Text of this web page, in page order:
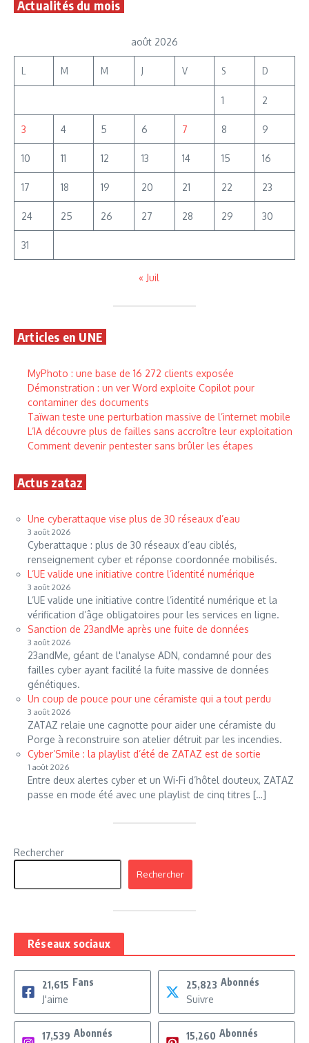
Actualités du mois
août 2026
L M M J V S D
1 2
3 4 5 6 7 8 9
10 11 12 13 14 15 16
17 18 19 20 21 22 23
24 25 26 27 28 29 30
31
« Juil
Articles en UNE
MyPhoto : une base de 16 272 clients exposée
Démonstration : un ver Word exploite Copilot pour
contaminer des documents
Taïwan teste une perturbation massive de l’internet mobile
L’IA découvre plus de failles sans accroître leur exploitation
Comment devenir pentester sans brûler les étapes
Actus zataz
Une cyberattaque vise plus de 30 réseaux d’eau
3 août 2026
Cyberattaque : plus de 30 réseaux d’eau ciblés,
renseignement cyber et réponse coordonnée mobilisés.
L’UE valide une initiative contre l’identité numérique
3 août 2026
L’UE valide une initiative contre l’identité numérique et la
vérification d’âge obligatoires pour les services en ligne.
Sanction de 23andMe après une fuite de données
3 août 2026
23andMe, géant de l'analyse ADN, condamné pour des
failles cyber ayant facilité la fuite massive de données
génétiques.
Un coup de pouce pour une céramiste qui a tout perdu
3 août 2026
ZATAZ relaie une cagnotte pour aider une céramiste du
Porge à reconstruire son atelier détruit par les incendies.
Cyber’Smile : la playlist d’été de ZATAZ est de sortie
1 août 2026
Entre deux alertes cyber et un Wi-Fi d’hôtel douteux, ZATAZ
passe en mode été avec une playlist de cinq titres […]
Rechercher
Rechercher
Réseaux sociaux
21,615 Fans
J'aime
25,823 Abonnés
Suivre
17,539 Abonnés
15,260 Abonnés
Brèves inédites et utiles
Aucune collecte inutile. Pas de bruit. Que du cyber utile.